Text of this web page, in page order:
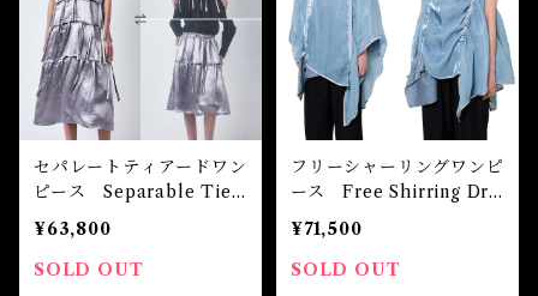
セパレートティアードワン
ピース Separable Tier
ed Dress
¥63,800
SOLD OUT
フリーシャーリングワンピ
ース Free Shirring Dre
ss
¥71,500
SOLD OUT